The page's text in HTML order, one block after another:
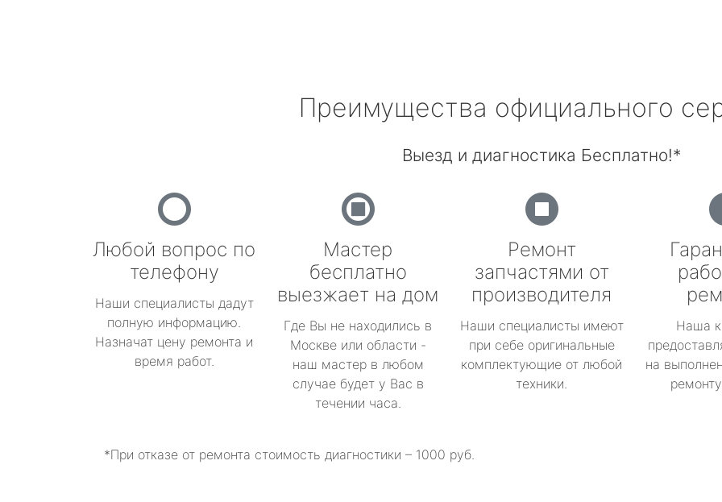
Преимущества официального
Выезд и диагностика Бесплатно!*
Любой вопрос по
телефону
Наши специалисты дадут
полную информацию.
Назначат цену ремонта и
время работ.
Мастер
бесплатно
выезжает на дом
Где Вы не находились в
Москве или области -
наш мастер в любом
случае будет у Вас в
течении часа.
Ремонт
запчастями от
производителя
Наши специалисты имеют
при себе оригинальные
комплектующие от любой
техники.
Наша
на
*При отказе от ремонта стоимость диагностики – 1000 руб.